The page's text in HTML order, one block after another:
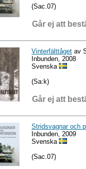
(Sac.07)
Går ej att
Vinterfälttåget av
Inbunden, 2008
Svenska
(Sa:k)
Går ej att
Stridsvagnar och
Inbunden, 2009
Svenska
(Sac.07)